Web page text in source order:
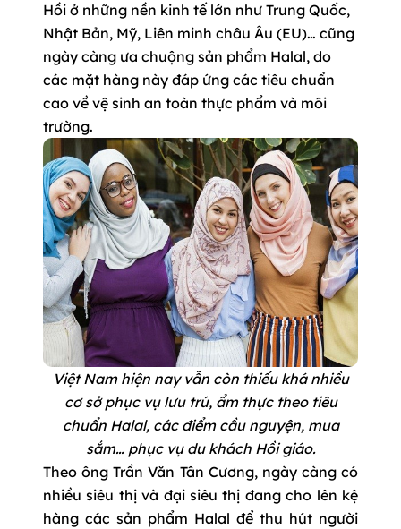
Hồi ở những nền kinh tế lớn như Trung Quốc,
Nhật Bản, Mỹ, Liên minh châu Âu (EU)… cũng
ngày càng ưa chuộng sản phẩm Halal, do
các mặt hàng này đáp ứng các tiêu chuẩn
cao về vệ sinh an toàn thực phẩm và môi
trường.
Việt Nam hiện nay vẫn còn thiếu khá nhiều
cơ sở phục vụ lưu trú, ẩm thực theo tiêu
chuẩn Halal, các điểm cầu nguyện, mua
sắm… phục vụ du khách Hồi giáo.
Theo ông Trần Văn Tân Cương, ngày càng có
nhiều siêu thị và đại siêu thị đang cho lên kệ
hàng các sản phẩm Halal để thu hút người